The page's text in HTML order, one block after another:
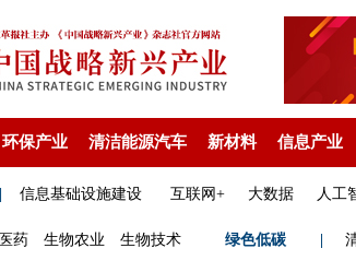
环保产业 清洁能源汽车 新材料 信息产业
信息基础设施建设 互联网+ 大数据 人工
药 生物农业 生物技术 绿色低碳